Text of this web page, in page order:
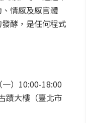
情感及感官體
酵，是任何程式
）10:00-18:00
蹟大樓（臺北市